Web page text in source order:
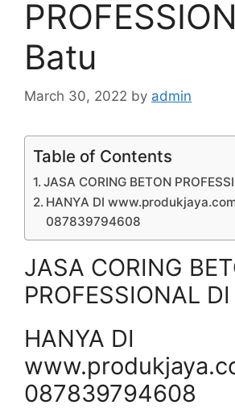
Batu
March 30, 2022 by admin
Table of Contents
JASA CORING BETON
HANYA DI
087839794608
JASA CORING
PROFESSIONAL
HANYA DI
087839794608